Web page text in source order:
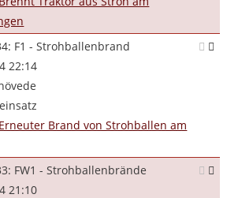
F1 - Strohballenbrand
22:14
Erneuter Brand von Strohballen am
FW1 - Strohballenbrände
21:10